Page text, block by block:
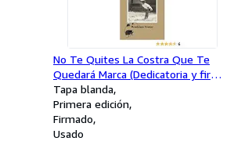
No Te Quites La Costra Que Te
Quedará Marca (Dedicatoria y firma
autógrafa de la autora)
Tapa blanda
Primera edición
Firmado
Usado